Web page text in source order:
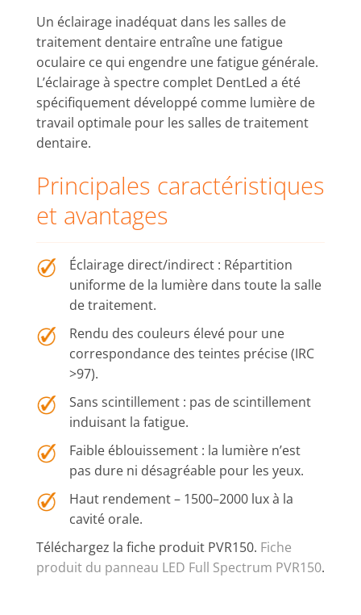
Un éclairage inadéquat dans les salles de
traitement dentaire entraîne une fatigue
oculaire ce qui engendre une fatigue générale.
L’éclairage à spectre complet DentLed a été
spécifiquement développé comme lumière de
travail optimale pour les salles de traitement
dentaire.
Principales caractéristiques
et avantages
Éclairage direct/indirect : Répartition
uniforme de la lumière dans toute la salle
de traitement.
Rendu des couleurs élevé pour une
correspondance des teintes précise (IRC
>97).
Sans scintillement : pas de scintillement
induisant la fatigue.
Faible éblouissement : la lumière n’est
pas dure ni désagréable pour les yeux.
Haut rendement – 1500–2000 lux à la
cavité orale.
Téléchargez la fiche produit PVR150. Fiche
produit du panneau LED Full Spectrum PVR150.